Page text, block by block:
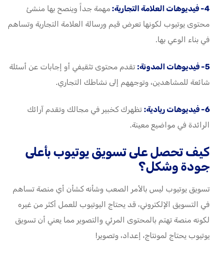
4- فيديوهات العلامة التجارية:
مهمة جداً وينصح بها منشئ
محتوى يوتيوب لكونها تعرض قيم ورسالة العلامة التجارية وتساهم
في بناء الوعي بها.
5- فيديوهات المدونة:
تقدم محتوى تثقيفي أو إجابات عن أسئلة
شائعة للمشاهدين، وتوجههم إلى نشاطك التجاري.
6- فيديوهات ريادية:
تظهرك كخبير في مجالك وتقدم آرائك
الرائدة في مواضيع معينة.
كيف تحصل على تسويق يوتيوب بأعلى
جودة وشكل؟
تسويق يوتيوب ليس بالأمر الصعب وشأنه كشأن أي منصة تساهم
في التسويق الإلكتروني، قد يحتاج اليوتيوب للعمل أكثر من غيره
لكونه منصة تهتم بالمحتوى المرئي والتصوير مما يعني أن تسويق
يوتيوب يحتاج لمونتاج، إعداد، وتصوير!